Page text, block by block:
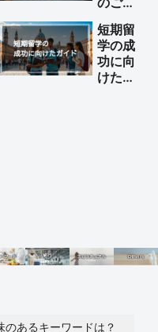
る方法
短期留
学の成
功に向
けた完
あるキーワードは？